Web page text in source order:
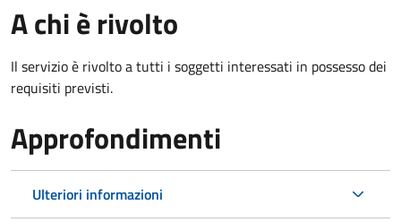
A chi è rivolto
Il servizio è rivolto a tutti i soggetti interessati in possesso dei
requisiti previsti.
Approfondimenti
Ulteriori informazioni